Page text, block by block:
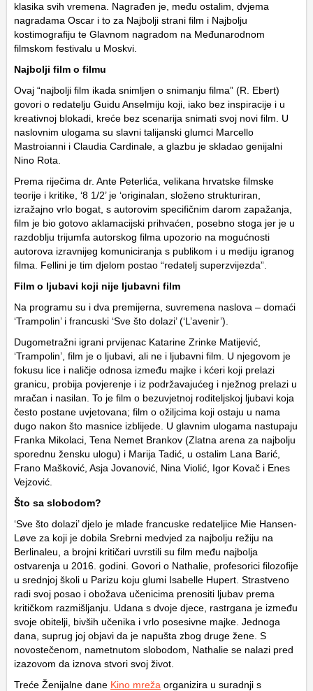
klasika svih vremena. Nagrađen je, među ostalim, dvjema
nagradama Oscar i to za Najbolji strani film i Najbolju
kostimografiju te Glavnom nagradom na Međunarodnom
filmskom festivalu u Moskvi.
Najbolji film o filmu
Ovaj “najbolji film ikada snimljen o snimanju filma” (R. Ebert)
govori o redatelju Guidu Anselmiju koji, iako bez inspiracije i u
kreativnoj blokadi, kreće bez scenarija snimati svoj novi film. U
naslovnim ulogama su slavni talijanski glumci Marcello
Mastroianni i Claudia Cardinale, a glazbu je skladao genijalni
Nino Rota.
Prema riječima dr. Ante Peterlića, velikana hrvatske filmske
teorije i kritike, ‘8 1/2’ je ‘originalan, složeno strukturiran,
izražajno vrlo bogat, s autorovim specifičnim darom zapažanja,
film je bio gotovo aklamacijski prihvaćen, posebno stoga jer je u
razdoblju trijumfa autorskog filma upozorio na mogućnosti
autorova izravnijeg komuniciranja s publikom i u mediju igranog
filma. Fellini je tim djelom postao “redatelj superzvijezda”.
Film o ljubavi koji nije ljubavni film
Na programu su i dva premijerna, suvremena naslova – domaći
‘Trampolin’ i francuski ‘Sve što dolazi’ (‘L’avenir’).
Dugometražni igrani prvijenac Katarine Zrinke Matijević,
‘Trampolin’, film je o ljubavi, ali ne i ljubavni film. U njegovom je
fokusu lice i naličje odnosa između majke i kćeri koji prelazi
granicu, probija povjerenje i iz podržavajućeg i nježnog prelazi u
mračan i nasilan. To je film o bezuvjetnoj roditeljskoj ljubavi koja
često postane uvjetovana; film o ožiljcima koji ostaju u nama
dugo nakon što masnice izblijede. U glavnim ulogama nastupaju
Franka Mikolaci, Tena Nemet Brankov (Zlatna arena za najbolju
sporednu žensku ulogu) i Marija Tadić, u ostalim Lana Barić,
Frano Mašković, Asja Jovanović, Nina Violić, Igor Kovač i Enes
Vejzović.
Što sa slobodom?
‘Sve što dolazi’ djelo je mlade francuske redateljice Mie Hansen-
Løve za koji je dobila Srebrni medvjed za najbolju režiju na
Berlinaleu, a brojni kritičari uvrstili su film među najbolja
ostvarenja u 2016. godini. Govori o Nathalie, profesorici filozofije
u srednjoj školi u Parizu koju glumi Isabelle Hupert. Strastveno
radi svoj posao i obožava učenicima prenositi ljubav prema
kritičkom razmišljanju. Udana s dvoje djece, rastrgana je između
svoje obitelji, bivših učenika i vrlo posesivne majke. Jednoga
dana, suprug joj objavi da je napušta zbog druge žene. S
novostečenom, nametnutom slobodom, Nathalie se nalazi pred
izazovom da iznova stvori svoj život.
Treće Ženijalne dane Kino mreža organizira u suradnji s